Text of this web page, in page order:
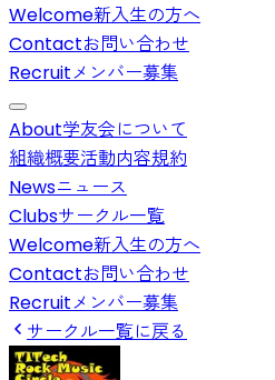
Welcome新入生の方へ
Contactお問い合わせ
Recruitメンバー募集
About学友会について
組織概要活動内容規約
Newsニュース
Clubsサークル一覧
Welcome新入生の方へ
Contactお問い合わせ
Recruitメンバー募集
サークル一覧に戻る